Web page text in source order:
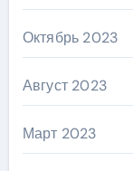
Октябрь 2023
Август 2023
Март 2023